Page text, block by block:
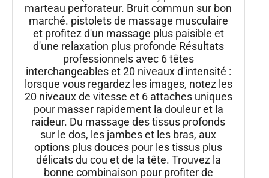
marteau perforateur. Bruit commun sur bon
marché. pistolets de massage musculaire
et profitez d'un massage plus paisible et
d'une relaxation plus profonde Résultats
professionnels avec 6 têtes
interchangeables et 20 niveaux d'intensité :
lorsque vous regardez les images, notez les
20 niveaux de vitesse et 6 attaches uniques
pour masser rapidement la douleur et la
raideur. Du massage des tissus profonds
sur le dos, les jambes et les bras, aux
options plus douces pour les tissus plus
délicats du cou et de la tête. Trouvez la
bonne combinaison pour profiter de